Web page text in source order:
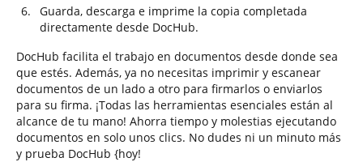
Guarda, descarga e imprime la copia completada
directamente desde DocHub.
DocHub facilita el trabajo en documentos desde donde sea
que estés. Además, ya no necesitas imprimir y escanear
documentos de un lado a otro para firmarlos o enviarlos
para su firma. ¡Todas las herramientas esenciales están al
alcance de tu mano! Ahorra tiempo y molestias ejecutando
documentos en solo unos clics. No dudes ni un minuto más
y prueba DocHub {hoy!